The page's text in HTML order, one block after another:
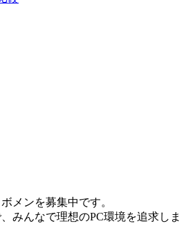
メンを募集中です。
みんなで理想のPC環境を追求しま